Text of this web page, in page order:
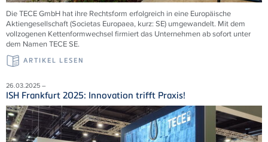
DieTECEGmbH hat ihre Rechtsform erfolgreich in eine Europäische
Aktiengesellschaft (Societas Europaea, kurz: SE) umgewandelt. Mit dem
vollzogenen Kettenformwechsel firmiert das Unternehmen ab sofort unter
dem NamenTECESE.
ARTIKEL LESEN
26.03.2025 –
ISH Frankfurt 2025: Innovation trifft Praxis!